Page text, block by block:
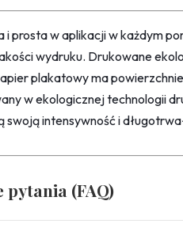
prosta w aplikacji w każdym
wydruku. Drukowane
plakatowy ma
w ekologicznej technologii
intensywność i
pytania (FAQ)